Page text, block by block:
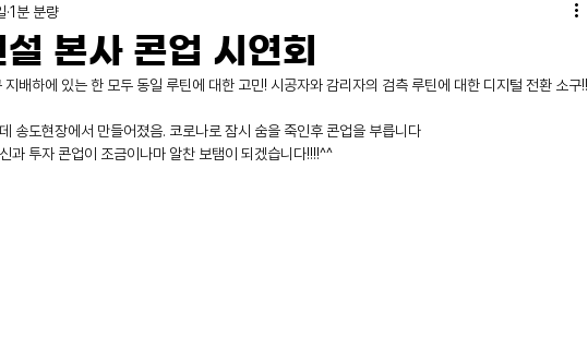
본사 콘업 시연회
1분 분량
배하에 있는 한 모두 동일 루틴에 대한 고민! 시공자와 감리자의 검측 루틴에 대한 디지털 전환 소구!!
송도현장에서 만들어졌음. 코로나로 잠시 숨을 죽인후 콘업을 부릅니다
과 투자 콘업이 조금이나마 알찬 보탬이 되겠습니다!!!!^^